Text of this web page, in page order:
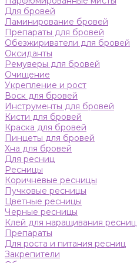
Для бровей
Ламинирование бровей
Препараты для бровей
Обезжириватели для бровей
Оксиданты
Ремуверы для бровей
Очищение
Укрепление и рост
Воск для бровей
Инструменты для бровей
Кисти для бровей
Краска для бровей
Пинцеты для бровей
Хна для бровей
Для ресниц
Ресницы
Коричневые ресницы
Пучковые ресницы
Цветные ресницы
Черные ресницы
Клей для наращивания ресниц
Препараты
Для роста и питания ресниц
Закрепители